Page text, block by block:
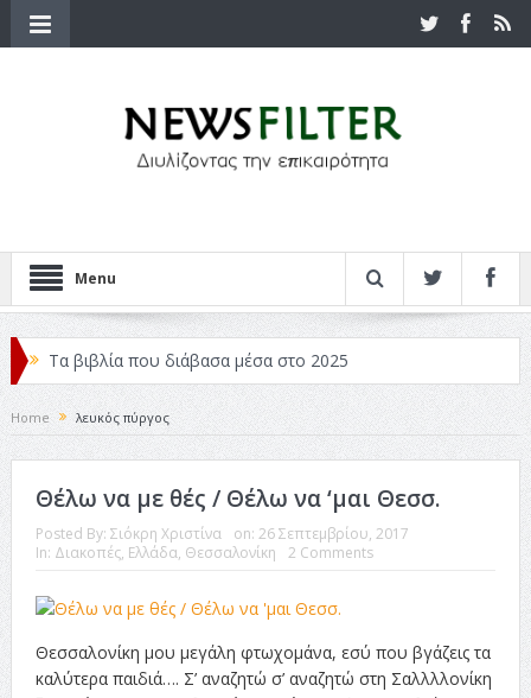
Menu
Τα βιβλία που διάβασα μέσα στο 2025
Κριτικές ταινιών: Ο Ντι Κάπριο και ο Λάνθιμος
Σχεδιασμός που «Μιλάει» Χωρίς Λέξεις
Σπιρτόκουτο: η απόλυτη αντισυμβατική καλοκαιρινή
ταινία
Η Φροντίδα Έχει Πολλές Μορφές: Κι Όλες Σε Αφορούν
Home λευκός πύργος
Θέλω να με θές / Θέλω να ‘μαι Θεσσ.
Posted By: Σιόκρη Χριστίνα on: 26 Σεπτεμβρίου, 2017
In: Διακοπές, Ελλάδα, Θεσσαλονίκη 2 Comments
Θεσσαλονίκη μου μεγάλη φτωχομάνα, εσύ που βγάζεις τα
καλύτερα παιδιά…. Σ’ αναζητώ σ’ αναζητώ στη Σαλλλλονίκη